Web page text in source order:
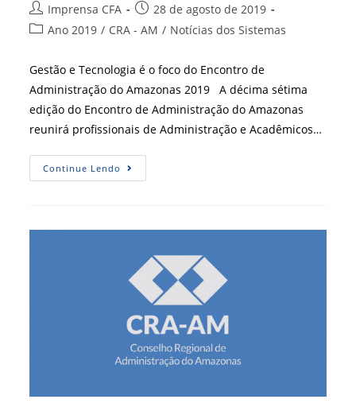
Autor
do
Imprensa CFA
Post
publicado:
28 de agosto de 2019
Categoria
post:
Ano 2019 / CRA - AM / Notícias dos Sistemas
Gestão e Tecnologia é o foco do Encontro de
Administração do Amazonas 2019 A décima sétima
edição do Encontro de Administração do Amazonas
reunirá profissionais de Administração e Acadêmicos…
Continue Lendo CRA-
AM
Da
Norte